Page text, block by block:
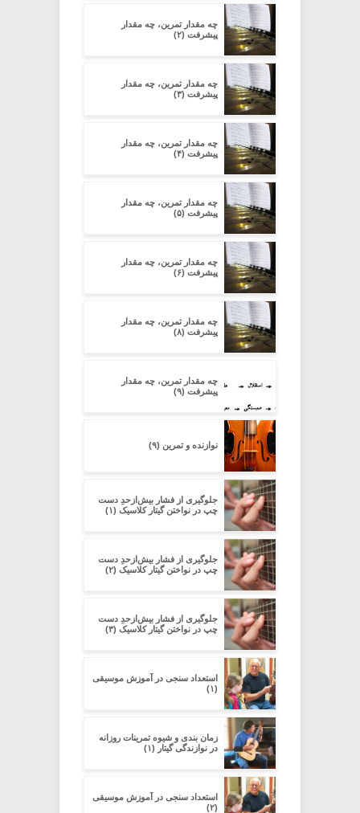
چه مقدار تمرین، چه مقدار
پیشرفت (۲)
چه مقدار تمرین، چه مقدار
پیشرفت (۳)
چه مقدار تمرین، چه مقدار
پیشرفت (۴)
چه مقدار تمرین، چه مقدار
پیشرفت (۵)
چه مقدار تمرین، چه مقدار
پیشرفت (۶)
چه مقدار تمرین، چه مقدار
پیشرفت (۸)
چه مقدار تمرین، چه مقدار
پیشرفت (۹)
نوازنده و تمرین (۹)
جلوگیری از فشار بیش‌از‌حدِ دست
چپ در نواختن گیتار کلاسیک (۱)
جلوگیری از فشار بیش‌از‌حدِ دست
چپ در نواختن گیتار کلاسیک (۲)
جلوگیری از فشار بیش‌از‌حدِ دست
چپ در نواختن گیتار کلاسیک (۳)
استعداد سنجی در آموزش موسیقی
(۱)
زمان بندی و شیوه تمرینات روزانه
در نوازندگی گیتار (۱)
استعداد سنجی در آموزش موسیقی
(۲)